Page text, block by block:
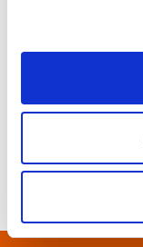
ATLETICA